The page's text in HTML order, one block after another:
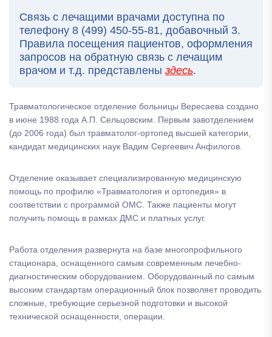
Связь с лечащими врачами доступна по
телефону 8 (499) 450-55-81, добавочный 3.
Правила посещения пациентов, оформления
запросов на обратную связь с лечащим
врачом и т.д. представлены здесь.
Травматологическое отделение больницы Вересаева создано
в июне 1988 года А.П. Сельцовским. Первым завотделением
(до 2006 года) был травматолог-ортопед высшей категории,
кандидат медицинских наук Вадим Сергеевич Анфилогов.
Отделение оказывает специализированную медицинскую
помощь по профилю «Травматология и ортопедия» в
соответствии с программой ОМС. Также пациенты могут
получить помощь в рамках ДМС и платных услуг.
Работа отделения развернута на базе многопрофильного
стационара, оснащенного самым современным лечебно-
диагностическим оборудованием. Оборудованный по самым
высоким стандартам операционный блок позволяет проводить
сложные, требующие серьезной подготовки и высокой
технической оснащенности, операции.